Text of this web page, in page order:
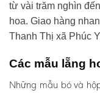
từ vài trăm nghìn
hoa. Giao hàng
Thanh Thị xã Phúc
Các mẫu lẵng
Những mẫu bó và